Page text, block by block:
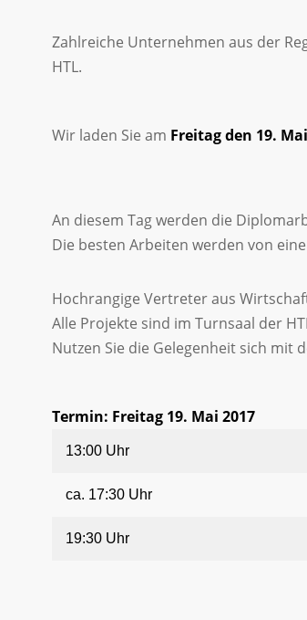
Zahlreiche Unternehmen aus der
HTL.
Wir laden Sie am Freitag den 19.
An diesem Tag werden die
Die besten Arbeiten werden von
Hochrangige Vertreter aus
Alle Projekte sind im Turnsaal der
Nutzen Sie die Gelegenheit sich mit
Termin: Freitag 19. Mai 2017
13:00 Uhr
ca. 17:30 Uhr
19:30 Uhr